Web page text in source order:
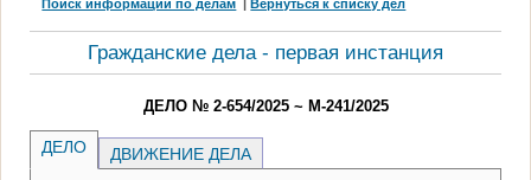
Поиск информации по делам |Вернуться к списку дел
Гражданские дела - первая инстанция
ДЕЛО № 2-654/2025 ~ М-241/2025
ДЕЛО ДВИЖЕНИЕ ДЕЛА